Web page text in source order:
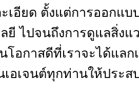
เอียด ตั้งแต่การออกแ
ยี ไปจนถึงการดูแลสิ่ง
โอกาสดีที่เราจะได้แล
อเจนต์ทุกท่านให้ประส